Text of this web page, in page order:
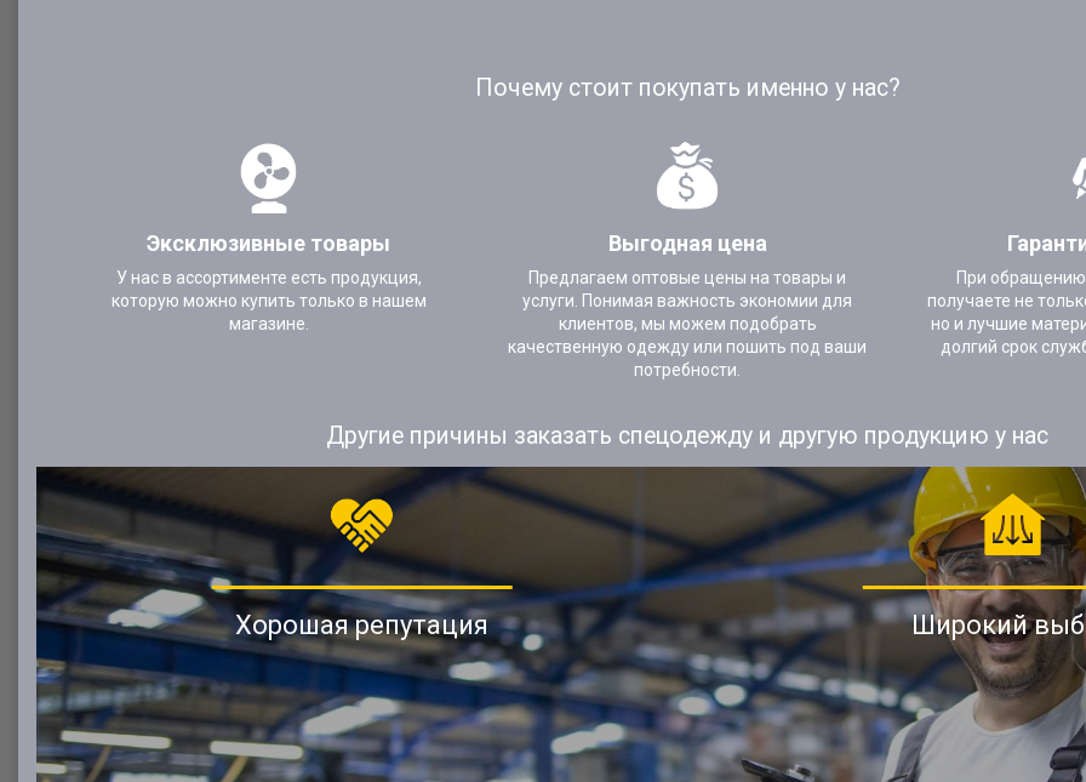
Почему стоит покупать именно у нас?
Эксклюзивные товары
У нас в ассортименте есть продукция,
которую можно купить только в нашем
магазине.
Выгодная цена
Предлагаем оптовые цены на товары и
услуги. Понимая важность экономии для
клиентов, мы можем подобрать
качественную одежду или пошить под ваши
потребности.
При
получаете не
но и лучшие
долгий срок
Другие причины заказать спецодежду и другую продукцию у нас
Хорошая репутация Широкий